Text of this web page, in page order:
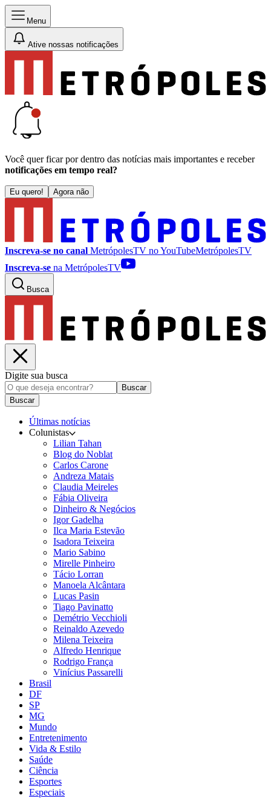
Menu
Ative nossas notificações
Você quer ficar por dentro das notícias mais importantes e receber
notificações em tempo real?
Eu quero! Agora não
Inscreva-se no canal MetrópolesTV noYouTubeMetrópolesTV
Inscreva-se na MetrópolesTV
Busca
Digite sua busca
Buscar
Buscar
Últimas notícias
Colunistas
Lilian Tahan
Blog do Noblat
Carlos Carone
Andreza Matais
Claudia Meireles
Fábia Oliveira
Dinheiro & Negócios
Igor Gadelha
Ilca Maria Estevão
Isadora Teixeira
Mario Sabino
Mirelle Pinheiro
Tácio Lorran
Manoela Alcântara
Lucas Pasin
Tiago Pavinatto
Demétrio Vecchioli
Reinaldo Azevedo
Milena Teixeira
Alfredo Henrique
Rodrigo França
Vinícius Passarelli
Brasil
DF
SP
MG
Mundo
Entretenimento
Vida & Estilo
Saúde
Ciência
Esportes
Especiais